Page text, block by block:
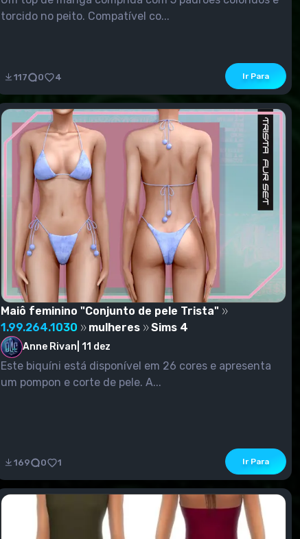
torcido no peito. Compatível co...
117 0 4 Ir Para
Maiô feminino "Conjunto de pele Trista"
1.99.264.1030
mulheres Sims 4
Anne Rivan 11 dez
Este biquíni está disponível em 26 cores e apresenta
um pompon e corte de pele. A...
169 0 1 Ir Para